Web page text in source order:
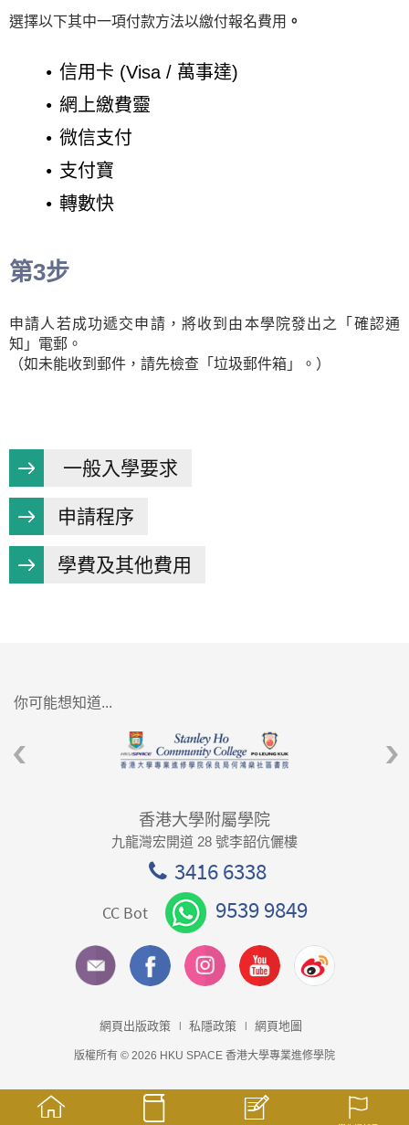
選擇以下其中一項付款方法以繳付報名費用 。
信用卡 (Visa / 萬事達)
網上繳費靈
微信支付
支付寶
轉數快
第3步
申請人若成功遞交申請，將收到由本學院發出之「確認通
知」電郵。
（如未能收到郵件，請先檢查「垃圾郵件箱」。）
一般入學要求
申請程序
學費及其他費用
你可能想知道...
香港大學附屬學院
九龍灣宏開道 28 號李韶伉儷樓
3416 6338
CC Bot 9539 9849
網頁出版政策 私隱政策 網頁地圖
版權所有 © 2026 HKU SPACE 香港大學專業進修學院